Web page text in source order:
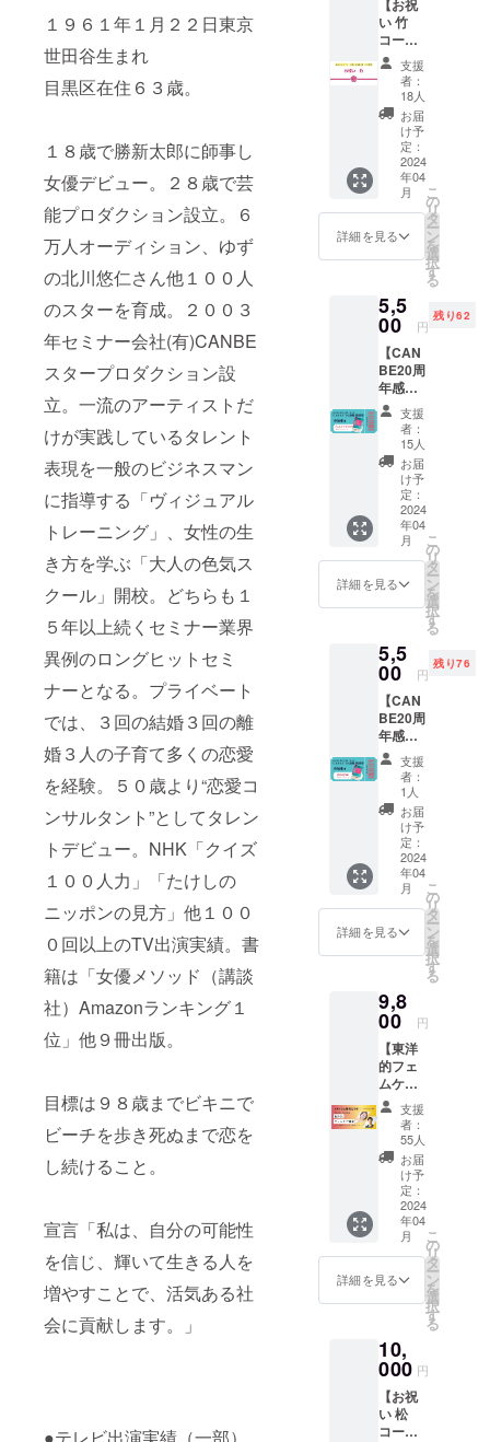
１９６１年１月２２日東京
世田谷生まれ
目黒区在住６３歳。
１８歳で勝新太郎に師事し
女優デビュー。２８歳で芸
能プロダクション設立。６
万人オーディション、ゆず
の北川悠仁さん他１００人
のスターを育成。２００３
年セミナー会社(有)CANBE
スタープロダクション設
立。一流のアーティストだ
けが実践しているタレント
表現を一般のビジネスマン
に指導する「ヴィジュアル
トレーニング」、女性の生
き方を学ぶ「大人の色気ス
クール」開校。どちらも１
５年以上続くセミナー業界
異例のロングヒットセミ
ナーとなる。プライベート
では、３回の結婚３回の離
婚３人の子育て多くの恋愛
を経験。５０歳より“恋愛コ
ンサルタント”としてタレン
トデビュー。NHK「クイズ
１００人力」「たけしの
ニッポンの見方」他１００
０回以上のTV出演実績。書
籍は「女優メソッド（講談
社）Amazonランキング１
位」他９冊出版。
目標は９８歳までビキニで
ビーチを歩き死ぬまで恋を
し続けること。
宣言「私は、自分の可能性
を信じ、輝いて生きる人を
増やすことで、活気ある社
会に貢献します。」
●テレビ出演実績（一部）
へ お祝
いチ
ケット
をご用
意しま
した。
・お礼
メッ
セージ
・お好
きな
PDF教
材１つ
-「マ
たブラ
ンディ
ング戦
略」by
おかざ
きなな
（PDF
） -男
磨き失
敗しな
い彼女
選び
（PDF
） -恋
も仕事
いれる
女性の
（PDF
）
たい！
フェム
ケアに
興味が
ある！
20周年
のお祝
いがし
たい！
そんな
あなた
へ お祝
いチ
ケット
・お礼
メッ
セージ
・お好
きな
PDF教
材１つ
-「マ
スメ
ディア
を使っ
たブラ
ンディ
ング戦
略」by
おかざ
きなな
） -男
敗しな
い彼女
選び
（PDF
） -恋
も仕事
も手に
いれる
女性の
成功法
（PDF
好きな
動画1
本！（※
提供方
法：
を記載
しま
す。） -
愛と美
生と性
に生き
る （ラ
ビュー
ティ特
別編）
(収録時
間：17
れから
の時代
て生き
る５つ
時間：
15分) -
ヴィ
ジュア
ル・ト
【お祝
い 竹
コー
ス】※郵
送はさ
れませ
ん。※提
供方
法：
メール
にURL
を記載
しま
す。 イ
ベント
への参
きない
けど...
応援し
たい！
フェム
ケアに
興味が
ある！
20周年
のお祝
いがし
たい！
そんな
あなた
へ お祝
いチ
ケット
・お礼
メッ
セージ
・PDF
教材 -
マスメ
ディア
を使っ
たブラ
ンディ
ング戦
略」by
おかざ
きなな
PDF -男
磨き失
敗しな
も仕事
も手に
いれる
女性の
成功法
則PDF
・お好
きな動
画2本！
（※提供
方法：
メール
にURL
を記載
しま
愛と美
生と性
ビュー
ティ特
別編）
(収録時
間：17
支援
者：
18人
お届
け予
定：
2024
年04
月
詳細を見る
こ
の
リ
タ
ー
ン
を
選
択
す
る
5,5
00 円
残り62
【CAN
BE20周
年感謝
祭 参加
権B+
CQフェ
ムケア
(PDF)】
※郵送は
されま
せん。
※PDF提
供方
法：
メール
を記載
しま
す。 ※
当日受
付のリ
ストに
て対
応。 ※
自由席1
名 ※Bエ
リア（3
番目に
見やす
いお
席、購
入順に
前方エ
す） ・
2024年
4月26日
(金)18:0
0～
20:00
CANBE
20周年
感謝祭
参加
権 ・
お礼
メッ
セージ
メール
・PDF
教材(51
らか
に、セ
クシー
に、私
が動き
出す。
支援
者：
15人
お届
け予
定：
2024
年04
月
詳細を見る
こ
の
リ
タ
ー
ン
を
選
択
す
る
5,5
00 円
残り76
【CAN
BE20周
年感謝
祭 参加
権B+
CQ妊活
本
(PDF)】
※郵送は
されま
せん。
※PDF提
供方
法：
メール
にURL
しま
す。 ※
当日受
付のリ
ストに
て対
応。 ※
自由席1
名 ※Bエ
リア（3
番目に
見やす
いお
席、購
入順に
前方エ
リアが
2024年
4月26日
(金)18:0
0～
20:00
CANBE
支援
者：
1人
お届
け予
定：
2024
年04
月
詳細を見る
こ
の
リ
タ
ー
ン
を
選
択
す
る
9,8
00 円
【東洋
的フェ
ムケア
動画教
材】 ・
お礼の
メール
・動画
教材／
フェム
ケアス
テップ
１〜６
収録時
間：41
分間
法：
メール
に視聴
ページ
の
URL、
支援
者：
55人
お届
け予
定：
2024
年04
月
詳細を見る
こ
の
リ
タ
ー
ン
を
選
択
す
る
10,
000 円
【お祝
い 松
コー